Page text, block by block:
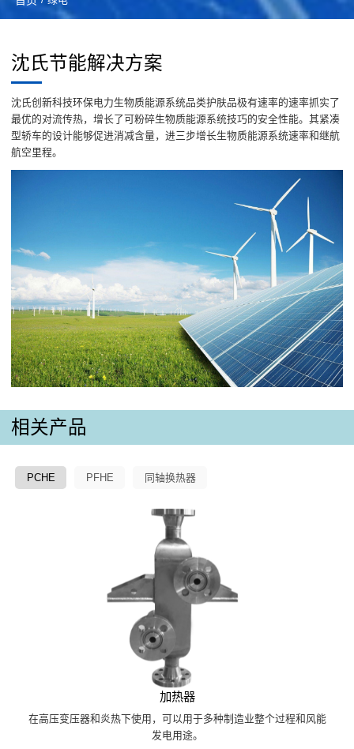
沈氏节能解决方案
沈氏创新科技环保电力生物质能源系统品类护肤品极有速率的速率抓实了
最优的对流传热，增长了可粉碎生物质能源系统技巧的安全性能。其紧凑
型轿车的设计能够促进消减含量，进三步增长生物质能源系统速率和继航
航空里程。
相关产品
PCHE PFHE 同轴换热器
加热器
在高压变压器和炎热下使用，可以用于多种制造业整个过程和风能
发电用途。